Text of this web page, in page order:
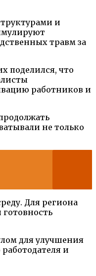
и
травм за
поделился, что
работников и
не только
Для региона
для улучшения
и